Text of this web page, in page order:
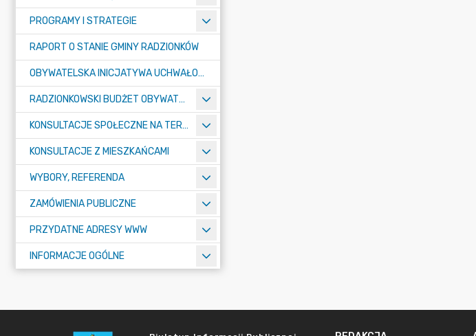
PROGRAMY I STRATEGIE
RAPORT O STANIE GMINY RADZIONKÓW
OBYWATELSKA INICJATYWA UCHWAŁODAWCZA
RADZIONKOWSKI BUDŻET OBYWATELSKI
KONSULTACJE SPOŁECZNE NA TERENIE MIASTA RADZIONKÓW
KONSULTACJE Z MIESZKAŃCAMI
WYBORY, REFERENDA
ZAMÓWIENIA PUBLICZNE
PRZYDATNE ADRESY WWW
INFORMACJE OGÓLNE